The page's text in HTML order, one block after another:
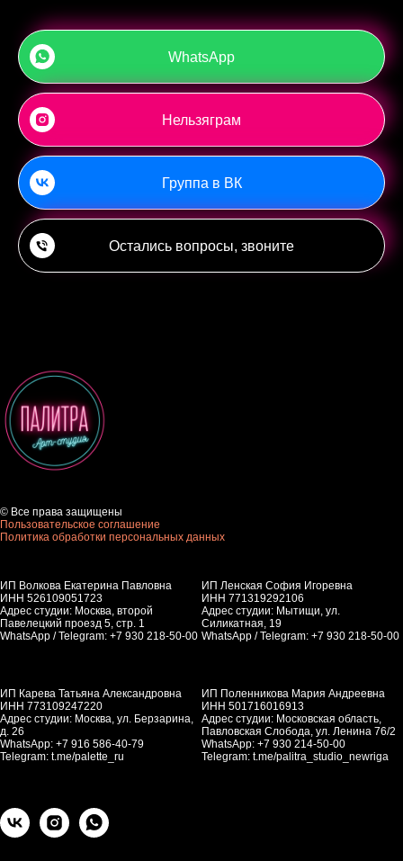
WhatsApp
Нельзяграм
Группа в ВК
Остались вопросы, звоните
© Все права защищены
Пользовательское соглашение
Политика обработки персональных данных
ИП Волкова Екатерина Павловна
ИНН 526109051723
Адрес студии: Москва, второй
Павелецкий проезд 5, стр. 1
WhatsApp / Telegram: +7 930 218-50-00
ИП Ленская София Игоревна
ИНН 771319292106
Адрес студии: Мытищи, ул.
Силикатная, 19
WhatsApp / Telegram: +7 930 218-50-00
ИП Карева Татьяна Александровна
ИНН 773109247220
Адрес студии: Москва, ул. Берзарина,
д. 26
WhatsApp: +7 916 586-40-79
Telegram: t.me/palette_ru
ИП Поленникова Мария Андреевна
ИНН 501716016913
Адрес студии: Московская область,
Павловская Слобода, ул. Ленина 76/2
WhatsApp: +7 930 214-50-00
Telegram: t.me/palitra_studio_newriga